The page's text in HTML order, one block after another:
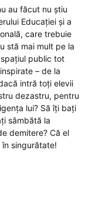
au făcut nu știu
Educației și a
care trebuie
stă mai mult pe la
spațiul public tot
– de la
intră toți elevii
dezastru, pentru
lui? Să îți bați
sâmbătă la
demitere? Că el
singurătate!